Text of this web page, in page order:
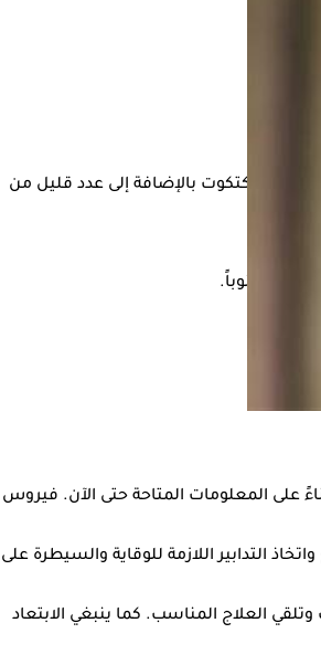
وأشارت حكومة جزر فوكلاند إلى أن العديد من البطاريق الجنتو تواجه نفس المصير، وأوضحت سالي هيثمان، المتحدثة باسم الحكومة، أنه حتى 30 يناير 2024، توفي أكثر من 200 كتكوت بالإضافة إلى عدد قليل من
على المعلومات المتاحة حتى الآن. فيروس
التدابير اللازمة للوقاية والسيطرة على
العلاج المناسب. كما ينبغي الابتعاد